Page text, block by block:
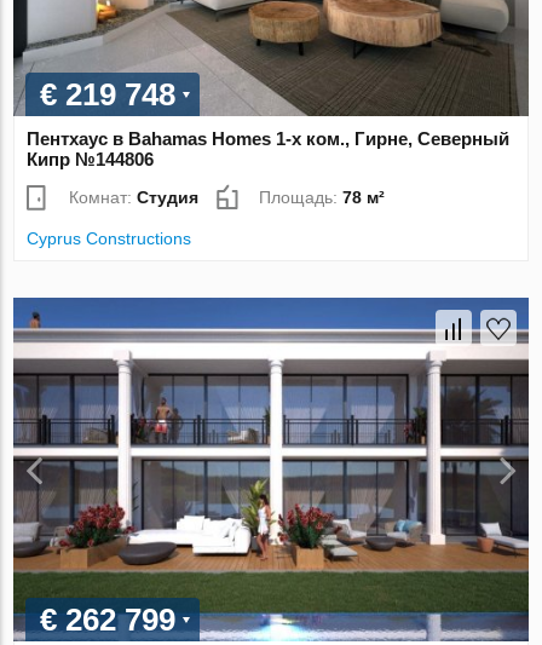
€ 219 748
Пентхаус в Bahamas Homes 1-х ком., Гирне, Северный
Кипр №144806
Комнат:Студия Площадь:78 м²
Cyprus Constructions
€ 262 799